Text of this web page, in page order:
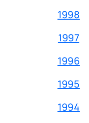
1998
1997
1996
1995
1994